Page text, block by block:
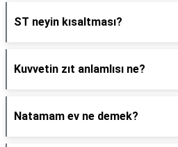
ST neyin kısaltması?
Kuvvetin zıt anlamlısı ne?
Natamam ev ne demek?